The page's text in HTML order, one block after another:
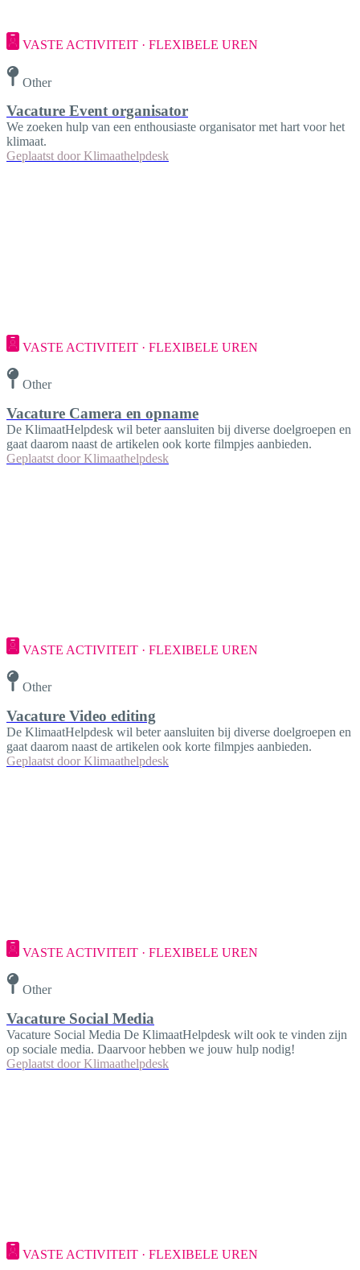
VASTE ACTIVITEIT · FLEXIBELE UREN
Other
Vacature Event organisator
We zoeken hulp van een enthousiaste organisator met hart voor het
klimaat.
Geplaatst door Klimaathelpdesk
VASTE ACTIVITEIT · FLEXIBELE UREN
Other
Vacature Camera en opname
De KlimaatHelpdesk wil beter aansluiten bij diverse doelgroepen en
gaat daarom naast de artikelen ook korte filmpjes aanbieden.
Geplaatst door Klimaathelpdesk
VASTE ACTIVITEIT · FLEXIBELE UREN
Other
Vacature Video editing
De KlimaatHelpdesk wil beter aansluiten bij diverse doelgroepen en
gaat daarom naast de artikelen ook korte filmpjes aanbieden.
Geplaatst door Klimaathelpdesk
VASTE ACTIVITEIT · FLEXIBELE UREN
Other
Vacature Social Media
Vacature Social Media De KlimaatHelpdesk wilt ook te vinden zijn
op sociale media. Daarvoor hebben we jouw hulp nodig!
Geplaatst door Klimaathelpdesk
VASTE ACTIVITEIT · FLEXIBELE UREN